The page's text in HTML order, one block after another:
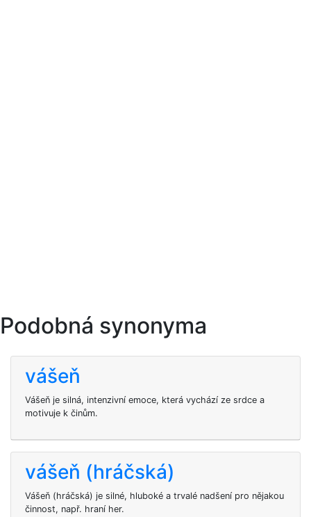
Podobná synonyma
vášeň
Vášeň je silná, intenzivní emoce, která vychází ze srdce a
motivuje k činům.
vášeň (hráčská)
Vášeň (hráčská) je silné, hluboké a trvalé nadšení pro nějakou
činnost, např. hraní her.